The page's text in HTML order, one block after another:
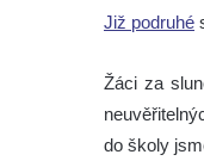
Již podruhé
Žáci za
do školy